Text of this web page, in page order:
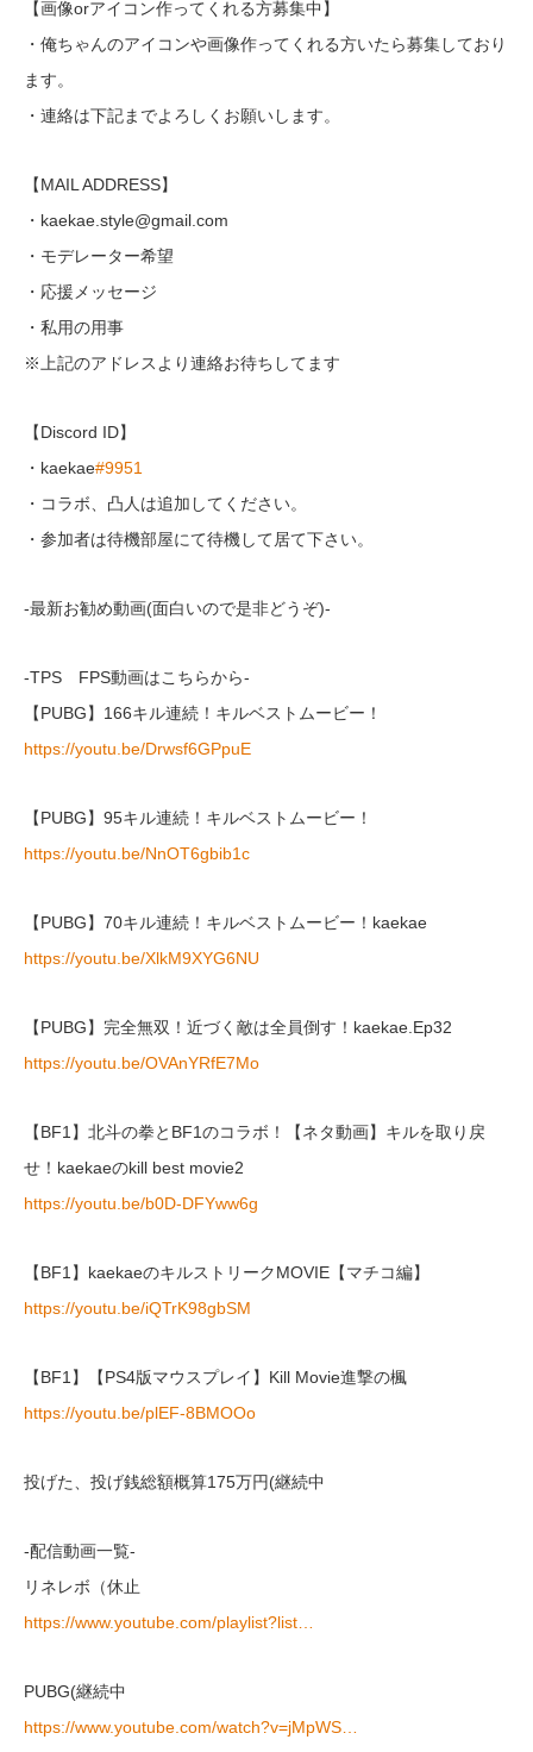
【画像orアイコン作ってくれる方募集中】
・俺ちゃんのアイコンや画像作ってくれる方いたら募集しており
ます。
・連絡は下記までよろしくお願いします。
【MAIL ADDRESS】
・kaekae.style@gmail.com
・モデレーター希望
・応援メッセージ
・私用の用事
※上記のアドレスより連絡お待ちしてます
【Discord ID】
・kaekae#9951
・コラボ、凸人は追加してください。
・参加者は待機部屋にて待機して居て下さい。
-最新お勧め動画(面白いので是非どうぞ)-
-TPS FPS動画はこちらから-
【PUBG】166キル連続！キルベストムービー！
https://youtu.be/Drwsf6GPpuE
【PUBG】95キル連続！キルベストムービー！
https://youtu.be/NnOT6gbib1c
【PUBG】70キル連続！キルベストムービー！kaekae
https://youtu.be/XlkM9XYG6NU
【PUBG】完全無双！近づく敵は全員倒す！kaekae.Ep32
https://youtu.be/OVAnYRfE7Mo
【BF1】北斗の拳とBF1のコラボ！【ネタ動画】キルを取り戻
せ！kaekaeのkill best movie2
https://youtu.be/b0D-DFYww6g
【BF1】kaekaeのキルストリークMOVIE【マチコ編】
https://youtu.be/iQTrK98gbSM
【BF1】【PS4版マウスプレイ】Kill Movie進撃の楓
https://youtu.be/plEF-8BMOOo
投げた、投げ銭総額概算175万円(継続中
-配信動画一覧-
リネレボ（休止
https://www.youtube.com/playlist?list…
PUBG(継続中
https://www.youtube.com/watch?v=jMpWS…